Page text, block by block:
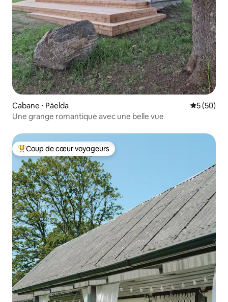
Cabane ⋅ Päelda
5 (50)
Une grange romantique avec une belle vue
Coups de cœur voyageurs les plus appréciés
Coup de cœur voyageurs